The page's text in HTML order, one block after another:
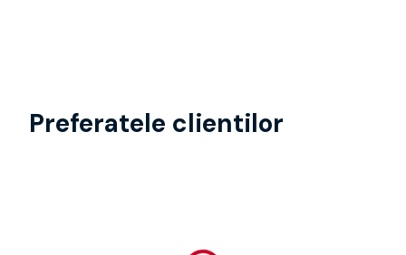
Preferatele clientilor